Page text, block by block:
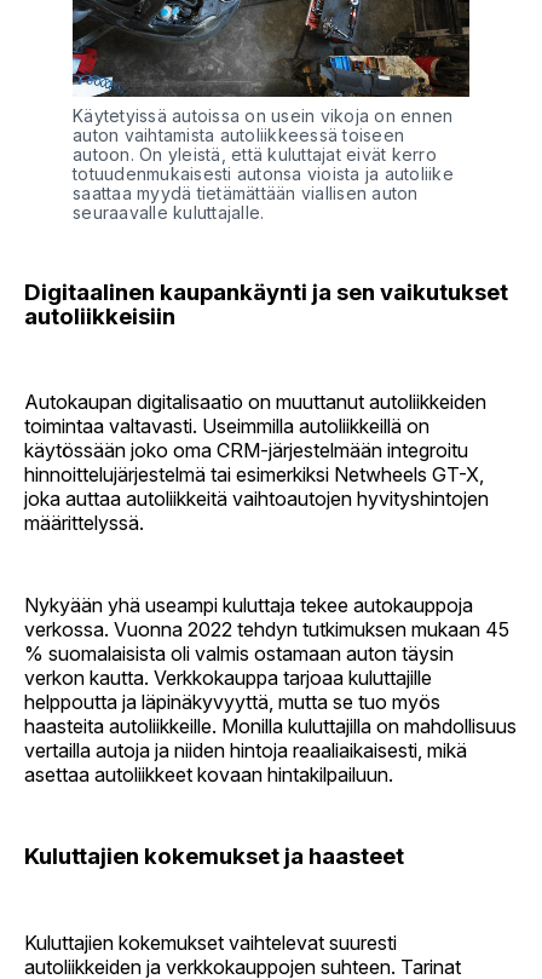
Käytetyissä autoissa on usein vikoja on ennen
auton vaihtamista autoliikkeessä toiseen
autoon. On yleistä, että kuluttajat eivät kerro
totuudenmukaisesti autonsa vioista ja autoliike
saattaa myydä tietämättään viallisen auton
seuraavalle kuluttajalle.
Digitaalinen kaupankäynti ja sen vaikutukset
autoliikkeisiin
Autokaupan digitalisaatio on muuttanut autoliikkeiden
toimintaa valtavasti. Useimmilla autoliikkeillä on
käytössään joko oma CRM-järjestelmään integroitu
hinnoittelujärjestelmä tai esimerkiksi Netwheels GT-X,
joka auttaa autoliikkeitä vaihtoautojen hyvityshintojen
määrittelyssä.
Nykyään yhä useampi kuluttaja tekee autokauppoja
verkossa. Vuonna 2022 tehdyn tutkimuksen mukaan 45
% suomalaisista oli valmis ostamaan auton täysin
verkon kautta. Verkkokauppa tarjoaa kuluttajille
helppoutta ja läpinäkyvyyttä, mutta se tuo myös
haasteita autoliikkeille. Monilla kuluttajilla on mahdollisuus
vertailla autoja ja niiden hintoja reaaliaikaisesti, mikä
asettaa autoliikkeet kovaan hintakilpailuun.
Kuluttajien kokemukset ja haasteet
Kuluttajien kokemukset vaihtelevat suuresti
autoliikkeiden ja verkkokauppojen suhteen. Tarinat